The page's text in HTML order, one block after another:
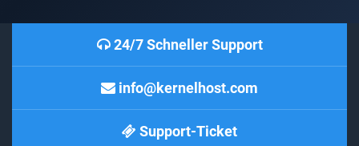
24/7 Schneller Support
info@kernelhost.com
Support-Ticket